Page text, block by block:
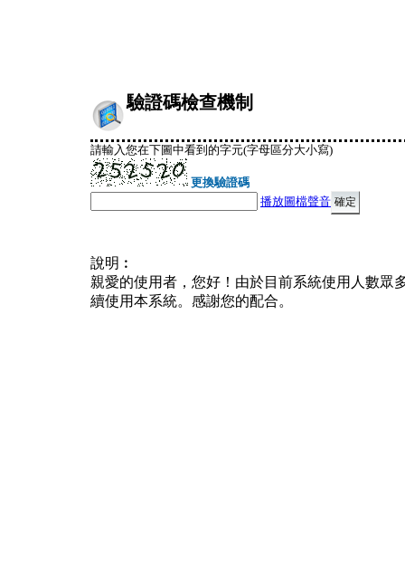
驗證碼檢查機制
請輸入您在下圖中看到的字元(字母區分大小寫)
更換驗證碼
播放圖檔聲音
說明︰
親愛的使用者，您好！由於目前系統使用人數眾
續使用本系統。感謝您的配合。